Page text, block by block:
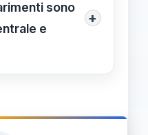
interpretativa tra
agli Uffici
uniformità di
sono
e
+
auspicati per
tali